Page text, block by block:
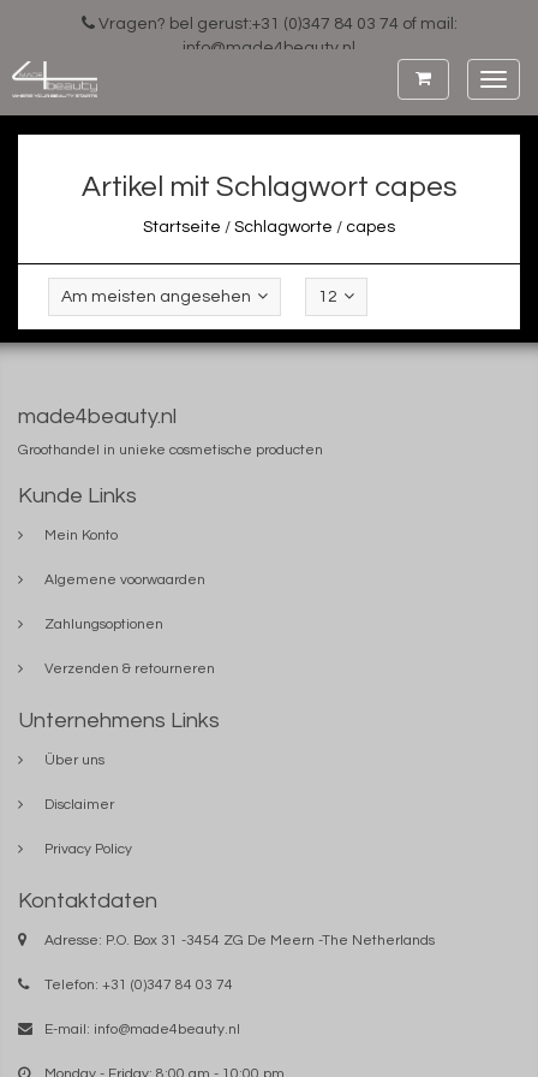
Vragen? bel gerust:+31 (0)347 84 03 74 of mail:
info@made4beauty.nl
Artikel mit Schlagwort capes
Startseite / Schlagworte / capes
Am meisten angesehen 12
made4beauty.nl
Groothandel in unieke cosmetische producten
Kunde Links
Mein Konto
Algemene voorwaarden
Zahlungsoptionen
Verzenden & retourneren
Unternehmens Links
Über uns
Disclaimer
Privacy Policy
Kontaktdaten
Adresse: P.O. Box 31 -3454 ZG De Meern -The Netherlands
Telefon: +31 (0)347 84 03 74
E-mail: info@made4beauty.nl